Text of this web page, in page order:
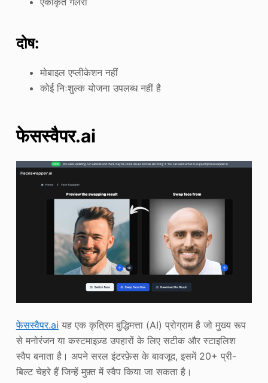
दोष:
मोबाइल एप्लीकेशन नहीं
कोई निःशुल्क योजना उपलब्ध नहीं है
फेसस्वैपर.ai
फेसस्वैपर.ai यह एक कृत्रिम बुद्धिमत्ता (AI) प्रोग्राम है जो मुख्य रूप
से मनोरंजन या कस्टमाइज़्ड उपहारों के लिए सटीक और स्टाइलिश
स्वैप बनाता है। अपने सरल इंटरफ़ेस के बावजूद, इसमें 20+ प्री-
बिल्ट चेहरे हैं जिन्हें मुफ़्त में स्वैप किया जा सकता है।